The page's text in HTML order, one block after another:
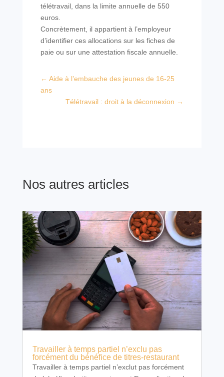
télétravail, dans la limite annuelle de 550
euros.
Concrètement, il appartient à l’employeur
d’identifier ces allocations sur les fiches de
paie ou sur une attestation fiscale annuelle.
← Aide à l’embauche des jeunes de 16-25
ans
Télétravail : droit à la déconnexion →
Nos autres articles
Travailler à temps partiel n’exclu pas
forcément du bénéfice de titres-restaurant
Travailler à temps partiel n’exclut pas forcément